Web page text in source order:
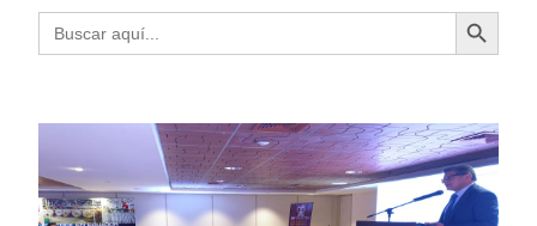
Buscar: Botón de búsqueda